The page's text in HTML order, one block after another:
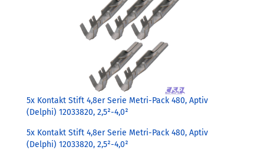
5x Kontakt Stift 4,8er Serie Metri-Pack 480, Aptiv
(Delphi) 12033820, 2,5²-4,0²
5x Kontakt Stift 4,8er Serie Metri-Pack 480, Aptiv
(Delphi) 12033820, 2,5²-4,0²